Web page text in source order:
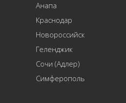
Анапа
Краснодар
Новороссийск
Геленджик
Сочи (Адлер)
Симферополь